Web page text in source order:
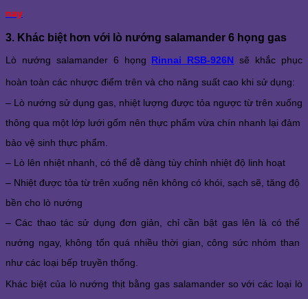
nay
3. Khác biệt hơn với lò nướng salamander 6 họng gas
Lò nướng salamander 6 họng Rinnai RSB-926N sẽ khắc phục
hoàn toàn các nhược điểm trên và cho năng suất cao khi sử dụng:
– Lò nướng sử dụng gas, nhiệt lượng được tỏa ngược từ trên xuống
thông qua một lớp lưới gốm nên thực phẩm vừa chín nhanh lại đảm
bảo vệ sinh thực phẩm.
– Lò lên nhiệt nhanh, có thể dễ dàng tùy chỉnh nhiệt độ linh hoạt
– Nhiệt được tỏa từ trên xuống nên không có khói, sạch sẽ, tăng độ
bền cho lò nướng
– Các thao tác sử dụng đơn giản, chỉ cần bật gas lên là có thể
nướng ngay, không tốn quá nhiều thời gian, công sức nhóm than
như các loại bếp truyền thống.
Khác biệt của lò nướng thịt bằng gas salamander so với các loại lò